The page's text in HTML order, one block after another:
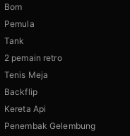
Bom
Pemula
Tank
2 pemain retro
Tenis Meja
Backflip
Kereta Api
Penembak Gelembung